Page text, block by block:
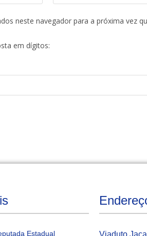
neste navegador para a próxima vez
em dígitos:
Estadual Viaduto